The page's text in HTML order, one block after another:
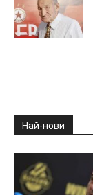
Най-нови